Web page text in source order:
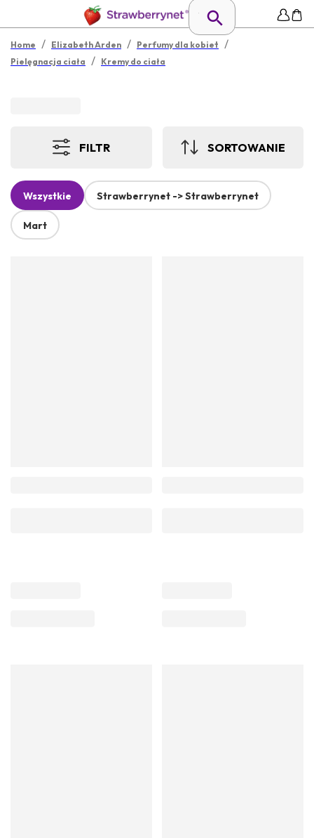
Home / Elizabeth Arden / Perfumy dla kobiet /
Pielęgnacja ciała / Kremy do ciała
FILTR SORTOWANIE
Wszystkie Strawberrynet -> Strawberrynet
Mart